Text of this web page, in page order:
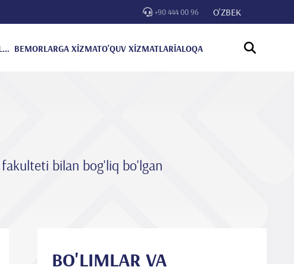
+90 444 00 96 O'ZBEK
BO'LIMLAR VA DAVOLANISH BEMORLARGA XİZMATO'QUV XİZMATLARİALOQA
bilan bog'liq bo'lgan
BO'LIMLAR VA